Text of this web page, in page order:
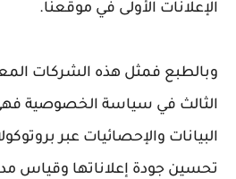
الإعلانات الأولى في موقعنا.
وبالطبع فمثل هذه الشركات
الثالث في سياسة الخصوصية
البيانات والإحصائيات عبر
تحسين جودة إعلاناتها وقياس